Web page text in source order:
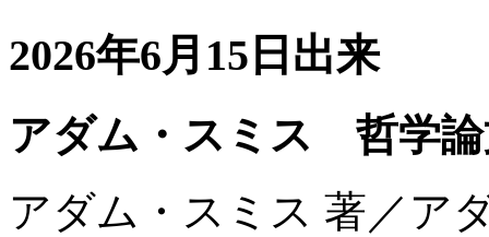
2026年6月15日出来
アダム・スミス 哲学論
アダム・スミス 著／ア